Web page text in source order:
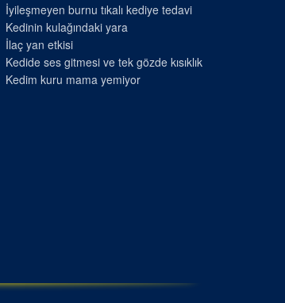
İyileşmeyen burnu tıkalı kediye tedavi
Kedinin kulağındaki yara
İlaç yan etkisi
Kedide ses gitmesi ve tek gözde kısıklık
Kedim kuru mama yemiyor